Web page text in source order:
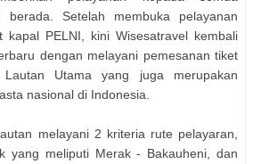
berada. Setelah membuka pelayanan
kapal PELNI, kini Wisesatravel kembali
dengan melayani pemesanan tiket
Utama yang juga merupakan
nasional di Indonesia.
melayani 2 kriteria rute pelayaran,
yang meliputi Merak - Bakauheni, dan